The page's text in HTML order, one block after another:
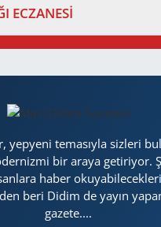
ECZANESİ
yepyeni temasıyla sizleri
bir araya getiriyor.
haber
beri Didim de yayın
gazete....